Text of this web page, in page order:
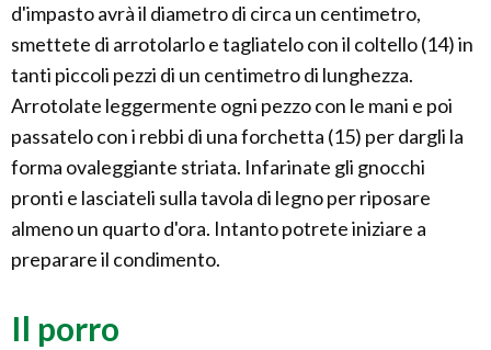
d'impasto avrà il diametro di circa un centimetro,
smettete di arrotolarlo e tagliatelo con il coltello (14) in
tanti piccoli pezzi di un centimetro di lunghezza.
Arrotolate leggermente ogni pezzo con le mani e poi
passatelo con i rebbi di una forchetta (15) per dargli la
forma ovaleggiante striata. Infarinate gli gnocchi
pronti e lasciateli sulla tavola di legno per riposare
almeno un quarto d'ora. Intanto potrete iniziare a
preparare il condimento.
Il porro